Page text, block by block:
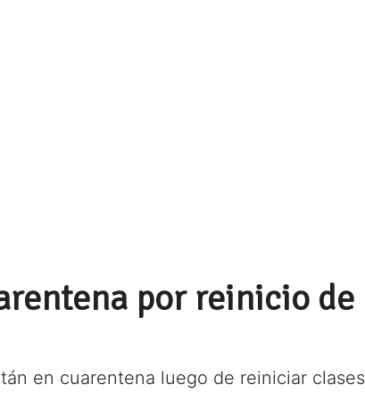
por reinicio de
en cuarentena luego de reiniciar clases